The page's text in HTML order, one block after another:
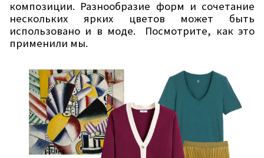
композиции. Разнообразие форм и сочетание
нескольких ярких цветов может быть
использовано и в моде.
Посмотрите, как это
применили мы.